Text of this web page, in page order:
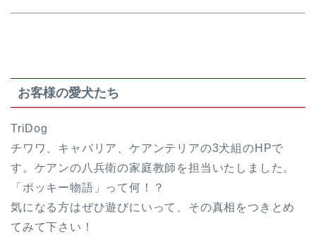
お客様の愛犬たち
TriDog
チワワ、キャバリア、ケアンテリアの3犬組のHPで
す。ケアンの八兵衛の家庭教師を担当いたしました。
「ポッキー物語」って何！？
気になる方はぜひ遊びにいって、その真相をつきとめ
てみて下さい！